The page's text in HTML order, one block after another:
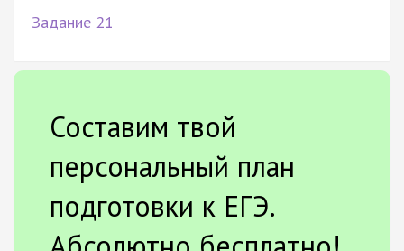
Задание 21
Составим твой
персональный план
подготовки к ЕГЭ.